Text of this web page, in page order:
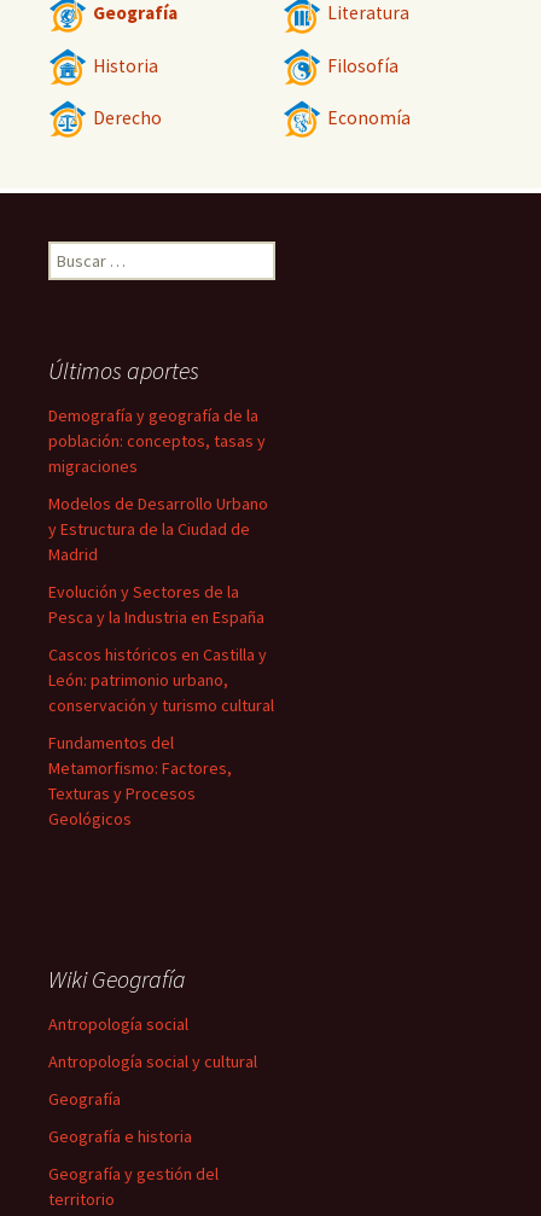
Geografía Literatura
Historia Filosofía
Derecho Economía
Buscar:
Últimos aportes
Demografía y geografía de la
población: conceptos, tasas y
migraciones
Modelos de Desarrollo Urbano
y Estructura de la Ciudad de
Madrid
Evolución y Sectores de la
Pesca y la Industria en España
Cascos históricos en Castilla y
León: patrimonio urbano,
conservación y turismo cultural
Fundamentos del
Metamorfismo: Factores,
Texturas y Procesos
Geológicos
Wiki Geografía
Antropología social
Antropología social y cultural
Geografía
Geografía e historia
Geografía y gestión del
territorio